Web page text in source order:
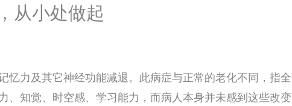
从小处做起
忆力及其它神经功能减退。此病症与正常的老化不同，指
知觉、时空感、学习能力，而病人本身并未感到这些改